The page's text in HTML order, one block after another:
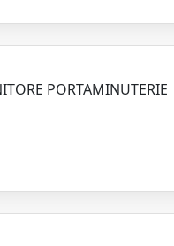
PORTAMINUTERIE